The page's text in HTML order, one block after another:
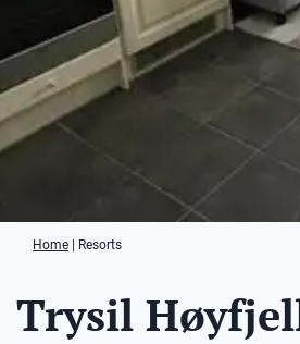
Home Resorts
Trysil